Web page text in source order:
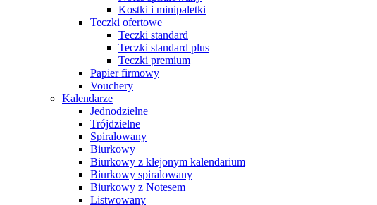
Kostki i minipaletki
Teczki ofertowe
Teczki standard
Teczki standard plus
Teczki premium
Papier firmowy
Vouchery
Kalendarze
Jednodzielne
Trójdzielne
Spiralowany
Biurkowy
Biurkowy z klejonym kalendarium
Biurkowy spiralowany
Biurkowy z Notesem
Listwowany